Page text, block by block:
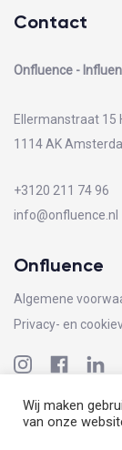
Contact
Onfluence -
Ellermanstraat 15
1114 AK
+3120 211 74 96
info@onfluence.nl
Onfluence
Algemene
Privacy- en
Alle rechten
Wij maken
van onze